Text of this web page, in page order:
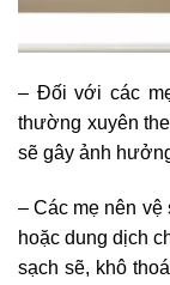
– Đối với các
thường xuyên
sẽ gây ảnh
– Các mẹ nên
hoặc dung dịch
sạch sẽ, khô